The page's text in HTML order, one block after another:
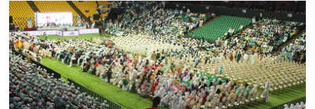
Burdur Müftülüğü
Bursa Müftülüğü
Çanakkale Müftülüğü
Ekonomi
Duyurular
Podcast